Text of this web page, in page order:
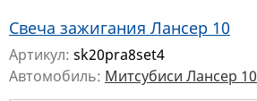
Свеча зажигания Лансер 10
Артикул: sk20pra8set4
Автомобиль: Митсубиси Лансер 10